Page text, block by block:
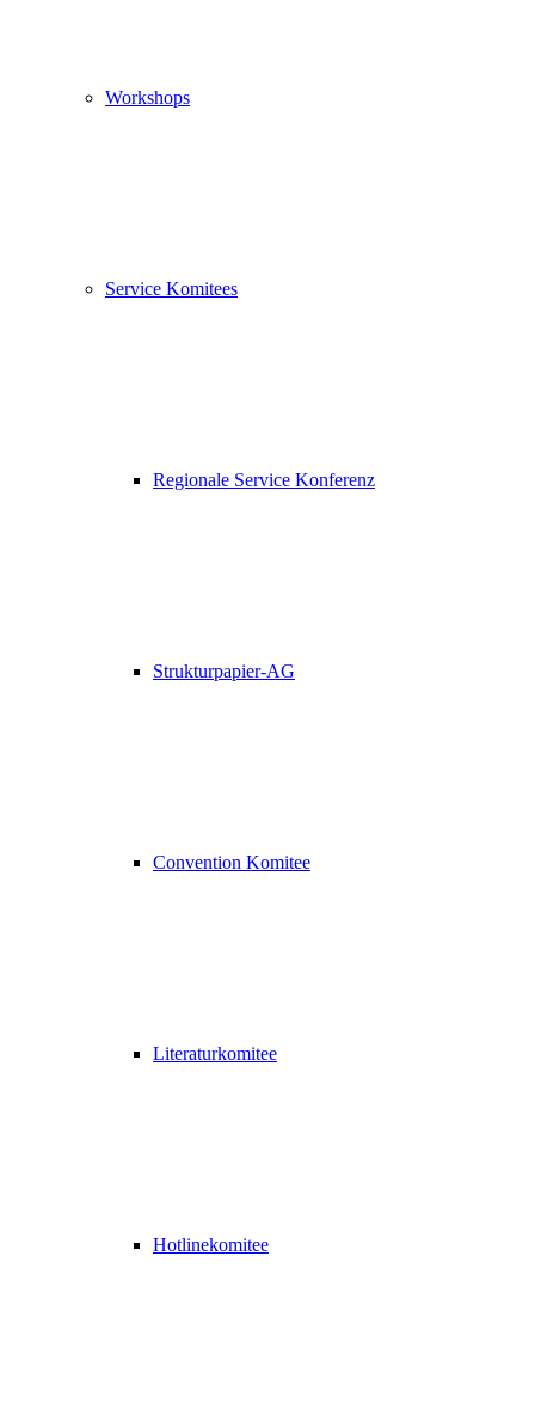
Workshops
Service Komitees
Regionale Service Konferenz
Strukturpapier-AG
Convention Komitee
Literaturkomitee
Hotlinekomitee